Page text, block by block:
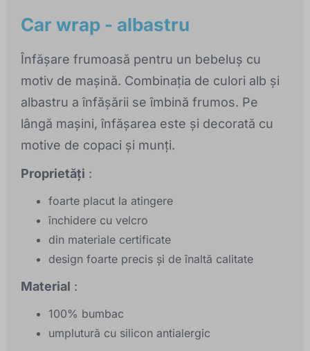
Car wrap - albastru
Înfășare frumoasă pentru un bebeluș cu
motiv de mașină. Combinația de culori alb și
albastru a înfășării se îmbină frumos. Pe
lângă mașini, înfășarea este și decorată cu
motive de copaci și munți.
Proprietăți :
foarte placut la atingere
închidere cu velcro
din materiale certificate
design foarte precis și de înaltă calitate
Material :
100% bumbac
umplutură cu silicon antialergic